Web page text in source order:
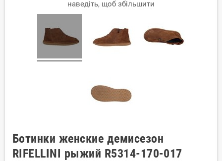
наведіть, щоб збільшити
Ботинки женские демисезон
RIFELLINI рыжий R5314-170-017